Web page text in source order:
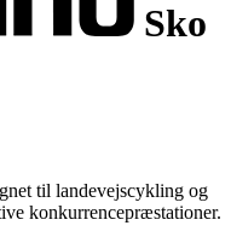
Sko
til landevejscykling og
konkurrencepræstationer.